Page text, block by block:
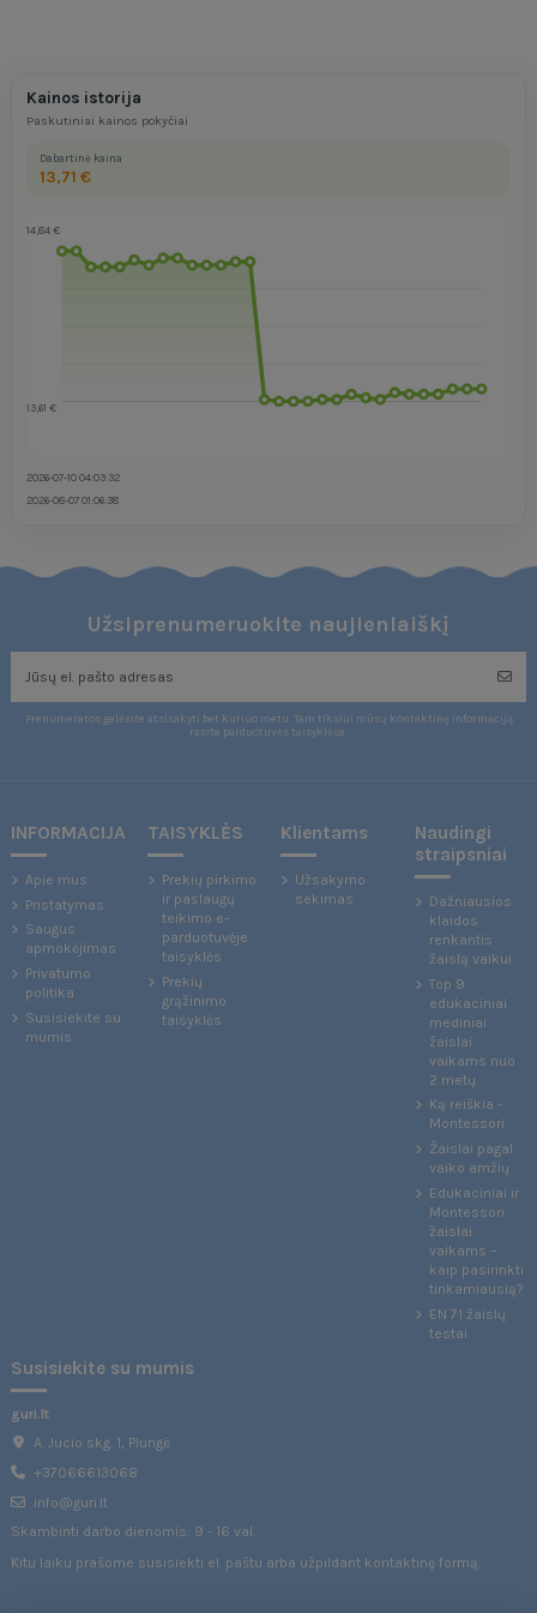
Kainos istorija
Paskutiniai kainos pokyčiai
Dabartinė kaina
13,71 €
14,84 €
13,61 €
2026-07-10 04:03:32
2026-08-07 01:06:38
Užsiprenumeruokite naujienlaiškį
Prenumeratos galėsite atsisakyti bet kuriuo metu. Tam tikslui mūsų kontaktinę informaciją
rasite parduotuvės taisyklėse.
INFORMACIJA
Apie mus
Pristatymas
Saugus
apmokėjimas
Privatumo
politika
Susisiekite su
mumis
TAISYKLĖS
Prekių pirkimo
ir paslaugų
teikimo e-
parduotuvėje
taisyklės
Prekių
grąžinimo
taisyklės
Klientams
Užsakymo
sekimas
Naudingi
straipsniai
Dažniausios
klaidos
renkantis
žaislą vaikui
Top 9
edukaciniai
mediniai
žaislai
vaikams nuo
2 metų
Ką reiškia -
Montessori
Žaislai pagal
vaiko amžių
Edukaciniai ir
Montessori
žaislai
vaikams –
kaip pasirinkti
tinkamiausią?
EN 71 žaislų
testai
Susisiekite su mumis
guri.lt
A. Jucio skg. 1, Plungė
+37066613068
info@guri.lt
Skambinti darbo dienomis: 9 - 16 val.
Kitu laiku prašome susisiekti el. paštu arba užpildant kontaktinę formą.